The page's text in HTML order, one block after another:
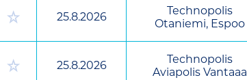
25.8.2026
Technopolis
Otaniemi, Espoo
25.8.2026
Technopolis
Aviapolis Vantaaa